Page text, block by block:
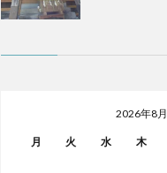
2026年8月
月 火 水 木